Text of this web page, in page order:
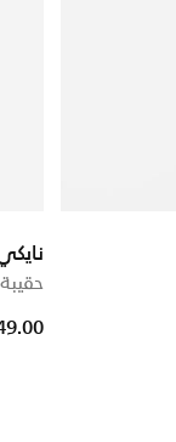
249.00